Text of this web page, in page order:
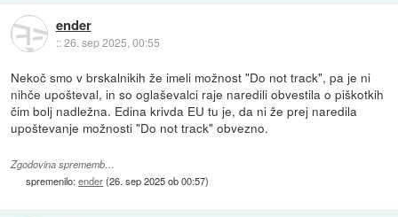
ender
::26. sep 2025, 00:55
Nekoč smo v brskalnikih že imeli možnost "Do not track", pa je ni
nihče upošteval, in so oglaševalci raje naredili obvestila o piškotkih
čim bolj nadležna. Edina krivda EU tu je, da ni že prej naredila
upoštevanje možnosti "Do not track" obvezno.
Zgodovina sprememb…
spremenilo:ender(26. sep 2025 ob 00:57)